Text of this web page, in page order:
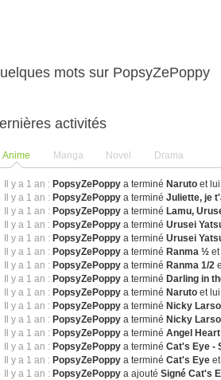
mots sur PopsyZePoppy
activités
Anime Manga Novel Drama
Il y a 1 an : PopsyZePoppy a terminé Naruto et
Il y a 1 an : PopsyZePoppy a terminéJuliette, je
Il y a 1 an : PopsyZePoppy a terminé Lamu,
Il y a 1 an : PopsyZePoppy a terminéUrusei
Il y a 1 an : PopsyZePoppy a terminéUrusei
Il y a 1 an : PopsyZePoppy a terminé Ranma ½
Il y a 1 an : PopsyZePoppy a terminé Ranma 1/2
Il y a 1 an : PopsyZePoppy a terminé Darling in
Il y a 1 an : PopsyZePoppy a terminé Naruto et
Il y a 1 an : PopsyZePoppy a terminé Nicky
Il y a 1 an : PopsyZePoppy a terminé Nicky
Il y a 1 an : PopsyZePoppy a terminéAngel Heart
Il y a 1 an : PopsyZePoppy a terminéCat's Eye -
Il y a 1 an : PopsyZePoppy a terminéCat's Eye
Il y a 1 an : PopsyZePoppy a ajoutéSigné Cat's